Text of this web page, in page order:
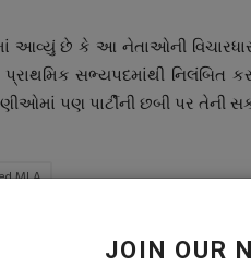
JOIN OUR
આવ્યું છે કે આ નેતાઓની વિચારધારા
સભ્યપદમાંથી નિલંબિત
પણ પાર્ટીની છબી પર તેની
MLA